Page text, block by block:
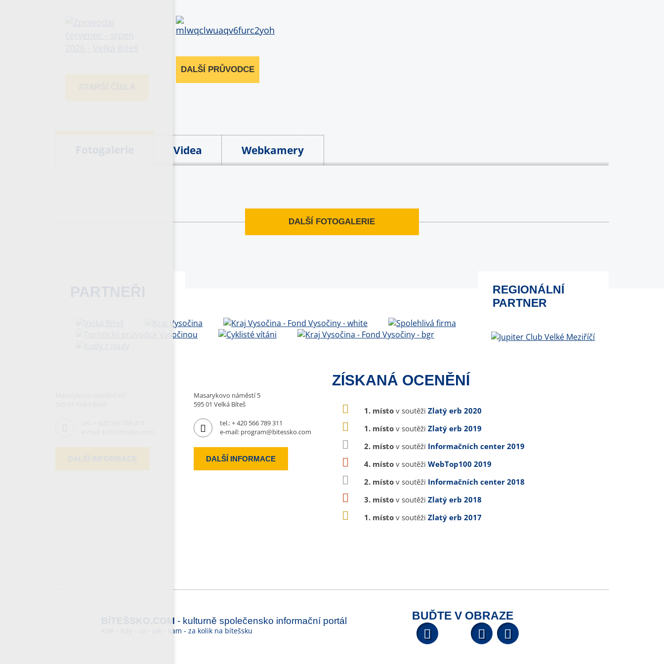
DALŠÍ PRŮVODCE
Videa Webkamery
DALŠÍ FOTOGALERIE
REGIONÁLNÍ
PARTNER
Masarykovo náměstí 5
595 01 Velká Bíteš
tel.:+ 420 566 789 311
e-mail: program@bitessko.com
DALŠÍ INFORMACE
ZÍSKANÁ OCENĚNÍ
1. místo v soutěži Zlatý erb 2020
1. místo v soutěži Zlatý erb 2019
2. místo v soutěži Informačních center 2019
4. místo v soutěži WebTop100 2019
2. místo v soutěži Informačních center 2018
3. místo v soutěži Zlatý erb 2018
1. místo v soutěži Zlatý erb 2017
BÍTEŠSKO.COM - kulturně společensko informační portál
Kde - kdy - co - jak - kam - za kolik na bítešsku
BUĎTE V OBRAZE
Facebook YouTube